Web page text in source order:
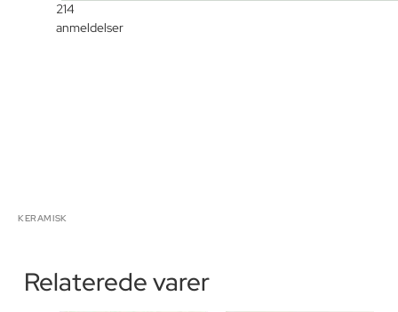
KERAMISK
214
anmeldelser
Relaterede varer